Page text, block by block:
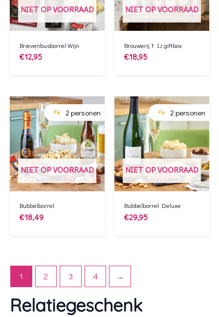
NIET OP VOORRAAD
Brievenbusborrel Wijn
€12,95
NIET OP VOORRAAD
Brouwerij ‘t IJ giftbox
€18,95
NIET OP VOORRAAD
2 personen
Bubbelborrel
€18,49
NIET OP VOORRAAD
2 personen
Bubbelborrel Deluxe
€29,95
1 2 3 4 →
Relatiegeschenk